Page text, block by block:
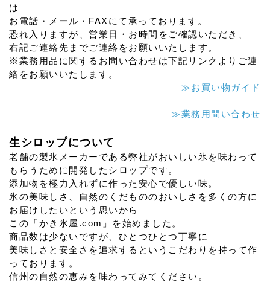
は
お電話・メール・FAXにて承っております。
恐れ入りますが、営業日・お時間をご確認いただき、
右記ご連絡先までご連絡をお願いいたします。
※業務用品に関するお問い合わせは下記リンクよりご連
絡をお願いいたします。
≫お買い物ガイド
≫業務用問い合わせ
生シロップについて
老舗の製氷メーカーである弊社がおいしい氷を味わって
もらうために開発したシロップです。
添加物を極力入れずに作った安心で優しい味。
氷の美味しさ、自然のくだもののおいしさを多くの方に
お届けしたいという思いから
この「かき氷屋.com」を始めました。
商品数は少ないですが、ひとつひとつ丁寧に
美味しさと安全さを追求するというこだわりを持って作
っております。
信州の自然の恵みを味わってみてください。